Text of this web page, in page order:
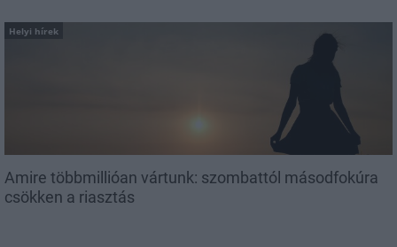
Helyi hírek
Amire többmillióan vártunk: szombattól másodfokúra
csökken a riasztás